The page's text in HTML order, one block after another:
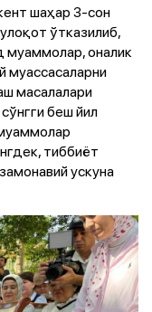
шаҳар 3-сон
ўтказилиб,
муаммолар, оналик
муассасаларни
масалалари
беш йил
тиббиёт
ускуна